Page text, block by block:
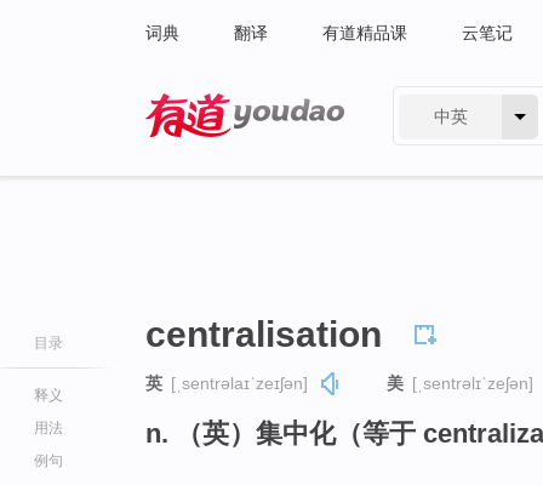
词典 翻译 有道精品课 云笔记
中英
目录
释义
用法
例句
centralisation
英 [ˌsentrəlaɪˈzeɪʃən] 美 [ˌsentrəlɪˈzeʃən]
n. （英）集中化（等于